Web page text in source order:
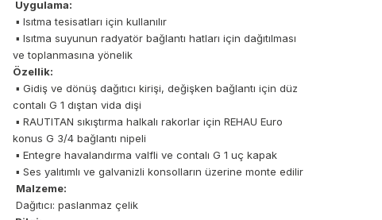
Uygulama:
▪ Isıtma tesisatları için kullanılır
▪ Isıtma suyunun radyatör bağlantı hatları için dağıtılması
ve toplanmasına yönelik
Özellik:
▪ Gidiş ve dönüş dağıtıcı kirişi, değişken bağlantı için düz
contalı G 1 dıştan vida dişi
▪ RAUTITAN sıkıştırma halkalı rakorlar için REHAU Euro
konus G 3/4 bağlantı nipeli
▪ Entegre havalandırma valfli ve contalı G 1 uç kapak
▪ Ses yalıtımlı ve galvanizli konsolların üzerine monte edilir
Malzeme:
Dağıtıcı: paslanmaz çelik